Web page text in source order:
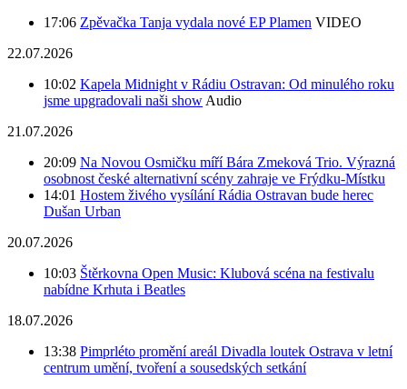
17:06 Zpěvačka Tanja vydala nové EP Plamen VIDEO
22.07.2026
10:02 Kapela Midnight v Rádiu Ostravan: Od minulého roku
jsme upgradovali naši show Audio
21.07.2026
20:09 Na Novou Osmičku míří Bára Zmeková Trio. Výrazná
osobnost české alternativní scény zahraje ve Frýdku-Místku
14:01 Hostem živého vysílání Rádia Ostravan bude herec
Dušan Urban
20.07.2026
10:03 Štěrkovna Open Music: Klubová scéna na festivalu
nabídne Krhuta i Beatles
18.07.2026
13:38 Pimprléto promění areál Divadla loutek Ostrava v letní
centrum umění, tvoření a sousedských setkání